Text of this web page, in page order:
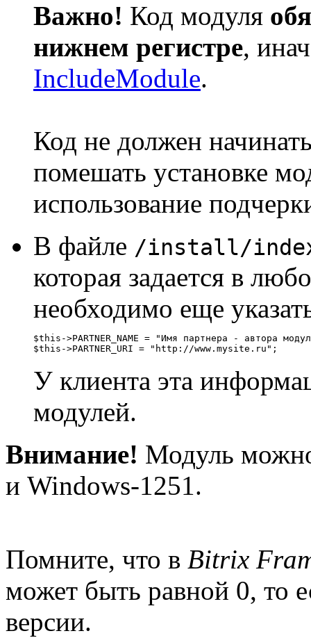
Важно! Код модуля
нижнем регистре,
IncludeModule.
Код не должен
помешать установке
использование
В файле /install/
которая задается в
необходимо еще
$this->PARTNER_NAME = "Имя партнера - автора
$this->PARTNER_URI = "http://www.mysite.ru";
У клиента эта
модулей.
Внимание! Модуль
и Windows-1251.
Помните, что в Bitrix
может быть равной 0, то
версии.